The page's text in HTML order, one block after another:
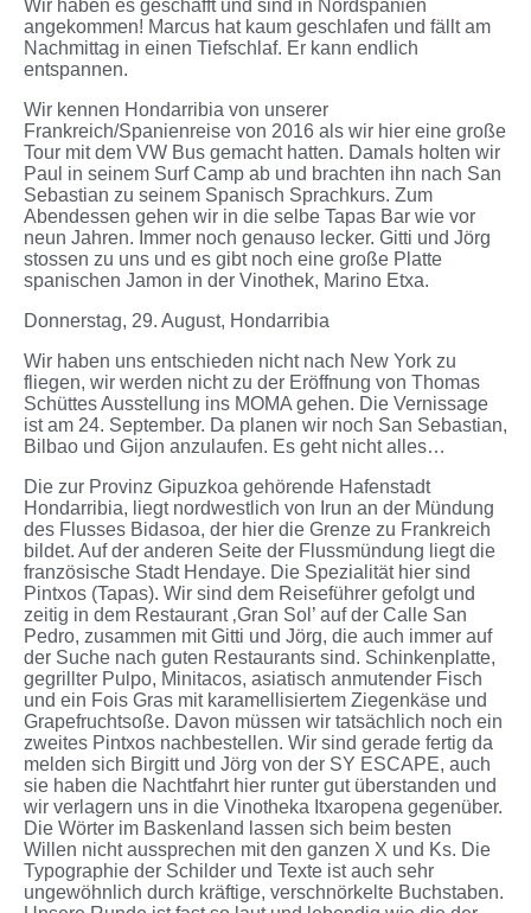
Wir haben es geschafft und sind in Nordspanien
angekommen! Marcus hat kaum geschlafen und fällt am
Nachmittag in einen Tiefschlaf. Er kann endlich
entspannen.
Wir kennen Hondarribia von unserer
Frankreich/Spanienreise von 2016 als wir hier eine große
Tour mit dem VW Bus gemacht hatten. Damals holten wir
Paul in seinem Surf Camp ab und brachten ihn nach San
Sebastian zu seinem Spanisch Sprachkurs. Zum
Abendessen gehen wir in die selbe Tapas Bar wie vor
neun Jahren. Immer noch genauso lecker. Gitti und Jörg
stossen zu uns und es gibt noch eine große Platte
spanischen Jamon in der Vinothek, Marino Etxa.
Donnerstag, 29. August, Hondarribia
Wir haben uns entschieden nicht nach New York zu
fliegen, wir werden nicht zu der Eröffnung von Thomas
Schüttes Ausstellung ins MOMA gehen. Die Vernissage
ist am 24. September. Da planen wir noch San Sebastian,
Bilbao und Gijon anzulaufen. Es geht nicht alles…
Die zur Provinz Gipuzkoa gehörende Hafenstadt
Hondarribia, liegt nordwestlich von Irun an der Mündung
des Flusses Bidasoa, der hier die Grenze zu Frankreich
bildet. Auf der anderen Seite der Flussmündung liegt die
französische Stadt Hendaye. Die Spezialität hier sind
Pintxos (Tapas). Wir sind dem Reiseführer gefolgt und
zeitig in dem Restaurant ‚Gran Sol’ auf der Calle San
Pedro, zusammen mit Gitti und Jörg, die auch immer auf
der Suche nach guten Restaurants sind. Schinkenplatte,
gegrillter Pulpo, Minitacos, asiatisch anmutender Fisch
und ein Fois Gras mit karamellisiertem Ziegenkäse und
Grapefruchtsoße. Davon müssen wir tatsächlich noch ein
zweites Pintxos nachbestellen. Wir sind gerade fertig da
melden sich Birgitt und Jörg von der SY ESCAPE, auch
sie haben die Nachtfahrt hier runter gut überstanden und
wir verlagern uns in die Vinotheka Itxaropena gegenüber.
Die Wörter im Baskenland lassen sich beim besten
Willen nicht aussprechen mit den ganzen X und Ks. Die
Typographie der Schilder und Texte ist auch sehr
ungewöhnlich durch kräftige, verschnörkelte Buchstaben.